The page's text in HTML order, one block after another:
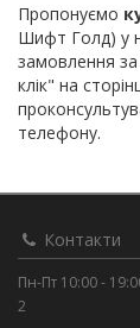
Пропонуємо
Шифт Голд) у
замовлення
клік" на
телефону.
Контакти
Пн-Пт 10:00 -
2